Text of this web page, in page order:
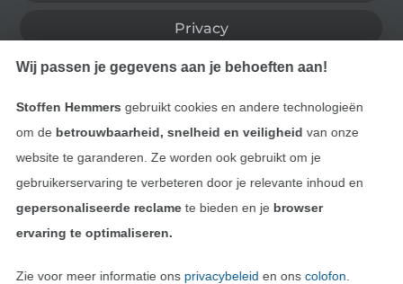
Privacy
Recht op retournering
Contact
Bestelling herroepen
Wij passen je gegevens aan je behoeften aan!
Stoffen Hemmers gebruikt cookies en andere technologieën
om de betrouwbaarheid, snelheid en veiligheid van onze
website te garanderen. Ze worden ook gebruikt om je
gebruikerservaring te verbeteren door je relevante inhoud en
gepersonaliseerde reclamete bieden en je browser
ervaring te optimaliseren.
Zie voor meer informatie ons privacybeleid en ons colofon